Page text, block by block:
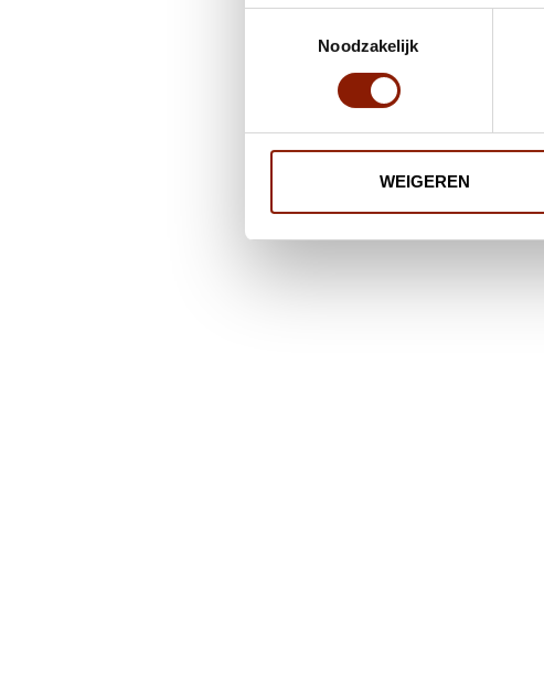
Noodzakelijk
WEIGEREN